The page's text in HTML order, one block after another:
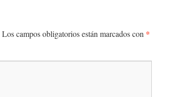
Los campos obligatorios están marcados con *